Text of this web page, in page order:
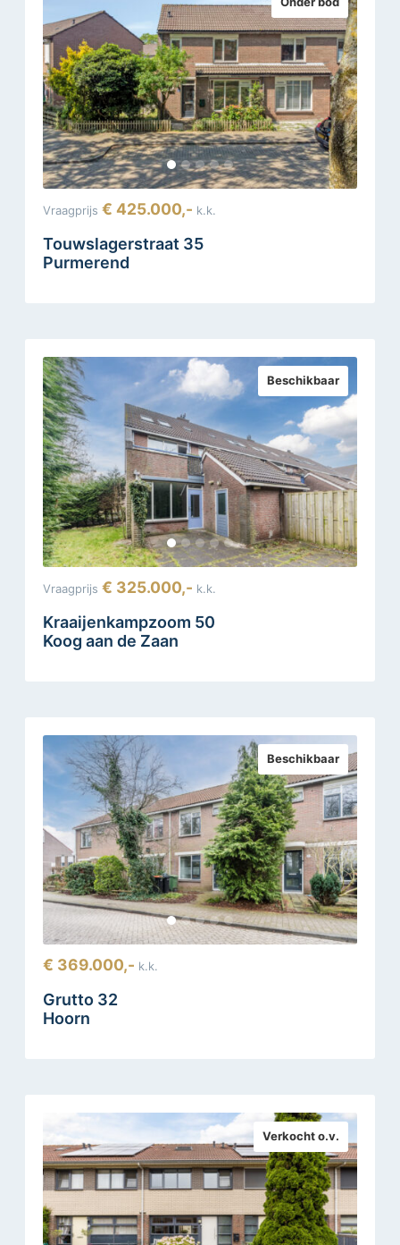
Vraagprijs € 425.000,- k.k.
Touwslagerstraat 35
Purmerend
Beschikbaar
Vraagprijs € 325.000,- k.k.
Kraaijenkampzoom 50
Koog aan de Zaan
Beschikbaar
€ 369.000,- k.k.
Grutto 32
Hoorn
Verkocht o.v.